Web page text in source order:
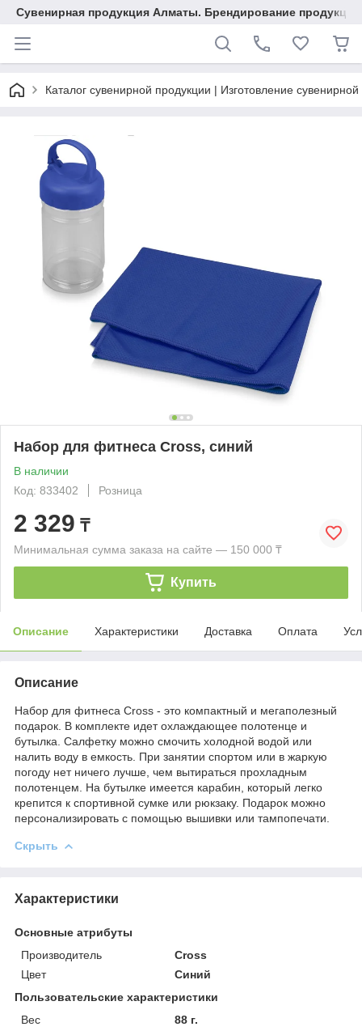
Сувенирная продукция Алматы. Брендирование
Каталог сувенирной продукции | Изготовление
Набор для фитнеса Cross, синий
В наличии
Код: 833402
Розница
2 329 ₸
Минимальная сумма заказа на сайте — 150 000 ₸
Купить
Описание Характеристики Доставка Оплата
Описание
Набор для фитнеса Cross - это компактный и мегаполезный
подарок. В комплекте идет охлаждающее полотенце и
бутылка. Салфетку можно смочить холодной водой или
налить воду в емкость. При занятии спортом или в жаркую
погоду нет ничего лучше, чем вытираться прохладным
полотенцем. На бутылке имеется карабин, который легко
крепится к спортивной сумке или рюкзаку. Подарок можно
персонализировать с помощью вышивки или тампопечати.
Скрыть
Характеристики
Основные атрибуты
Производитель
Cross
Цвет
Синий
Пользовательские характеристики
Вес
88 г.